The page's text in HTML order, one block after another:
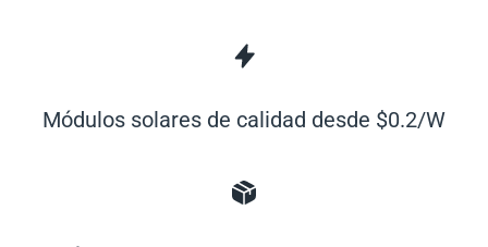
Módulos solares de calidad desde $0.2/W